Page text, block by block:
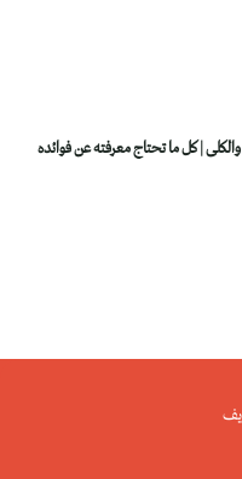
| كل ما تحتاج معرفته عن فوائده